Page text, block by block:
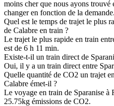
moins cher que nous ayons
changer en fonction de la demande.
Quel est le temps de trajet le plus
de Calabre en train ?
Le trajet le plus rapide en train
est de 6 h 11 min.
Existe-t-il un train direct de
Oui, il y a un train direct entre
Quelle quantité de CO2 un trajet
Calabre émet-il ?
Le voyage en train de Sparanise à
25.75kg émissions de CO2.